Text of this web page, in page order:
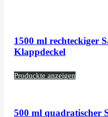
1500 ml rechteckiger
Klappdeckel
Produckte anzeigen
500 ml quadratischer